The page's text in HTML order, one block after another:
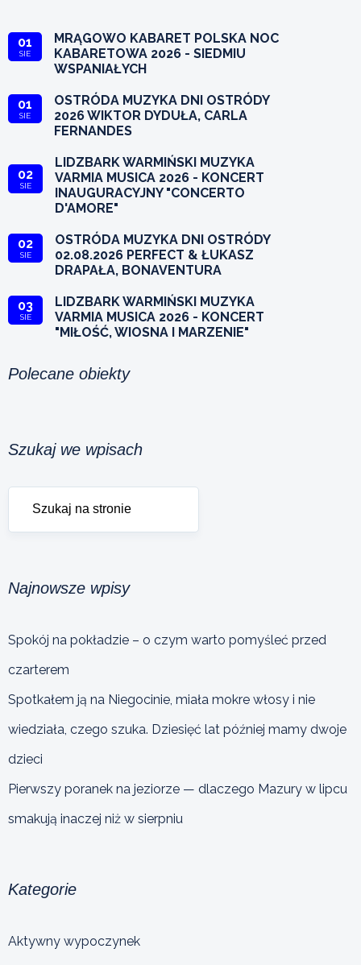
01
SIE
MRĄGOWO KABARET POLSKA NOC
KABARETOWA 2026 - SIEDMIU
WSPANIAŁYCH
01
SIE
OSTRÓDA MUZYKA DNI OSTRÓDY
2026 WIKTOR DYDUŁA, CARLA
FERNANDES
02
SIE
LIDZBARK WARMIŃSKI MUZYKA
VARMIA MUSICA 2026 - KONCERT
INAUGURACYJNY "CONCERTO
D'AMORE"
02
SIE
OSTRÓDA MUZYKA DNI OSTRÓDY
02.08.2026 PERFECT & ŁUKASZ
DRAPAŁA, BONAVENTURA
03
SIE
LIDZBARK WARMIŃSKI MUZYKA
VARMIA MUSICA 2026 - KONCERT
"MIŁOŚĆ, WIOSNA I MARZENIE"
Polecane obiekty
Szukaj we wpisach
Najnowsze wpisy
Spokój na pokładzie – o czym warto pomyśleć przed
czarterem
Spotkałem ją na Niegocinie, miała mokre włosy i nie
wiedziała, czego szuka. Dziesięć lat później mamy dwoje
dzieci
Pierwszy poranek na jeziorze — dlaczego Mazury w lipcu
smakują inaczej niż w sierpniu
Kategorie
Aktywny wypoczynek